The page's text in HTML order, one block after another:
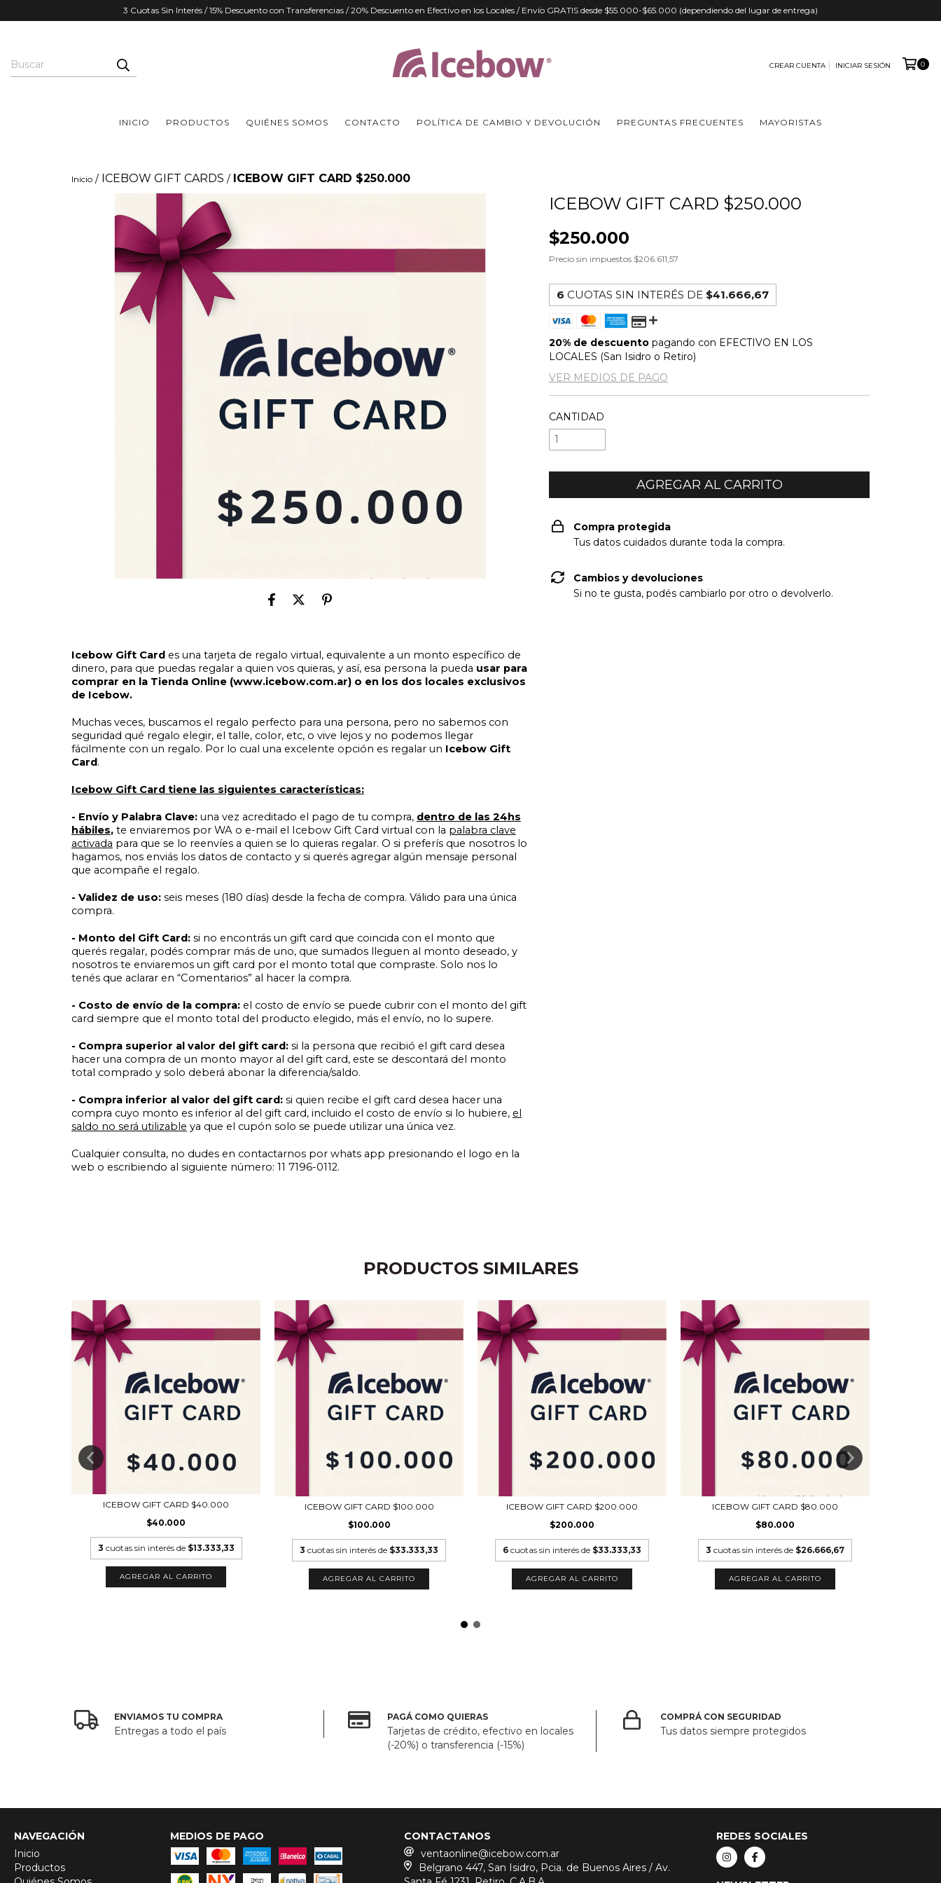
3 Cuotas Sin Interés / 15% Descuento con Transferencias / 20% Descuento en Efectivo en los Locales / Envío GRATIS desde $55.000-$65.000 (dependiendo del lugar de entrega)
CREAR CUENTA INICIAR SESIÓN 0
INICIO PRODUCTOS QUIÉNES SOMOS CONTACTO POLÍTICA DE CAMBIO Y DEVOLUCIÓN PREGUNTAS FRECUENTES MAYORISTAS
Inicio / ICEBOW GIFT CARDS / ICEBOW GIFT CARD $250.000
Icebow Gift Card es una tarjeta de regalo virtual, equivalente a un monto específico de
dinero, para que puedas regalar a quien vos quieras, y así, esa persona la pueda usar para
comprar en la Tienda Online (www.icebow.com.ar) o en los dos locales exclusivos
de Icebow.
Muchas veces, buscamos el regalo perfecto para una persona, pero no sabemos con
seguridad qué regalo elegir, el talle, color, etc, o vive lejos y no podemos llegar
fácilmente con un regalo. Por lo cual una excelente opción es regalar un Icebow Gift
Card.
Icebow Gift Card tiene las siguientes características:
- Envío y Palabra Clave: una vez acreditado el pago de tu compra, dentro de las 24hs
hábiles, te enviaremos por WA o e-mail el Icebow Gift Card virtual con la palabra clave
activada para que se lo reenvíes a quien se lo quieras regalar. O si preferís que nosotros lo
hagamos, nos enviás los datos de contacto y si querés agregar algún mensaje personal
que acompañe el regalo.
- Validez de uso: seis meses (180 días) desde la fecha de compra. Válido para una única
compra.
- Monto del Gift Card: si no encontrás un gift card que coincida con el monto que
querés regalar, podés comprar más de uno, que sumados lleguen al monto deseado, y
nosotros te enviaremos un gift card por el monto total que compraste. Solo nos lo
tenés que aclarar en “Comentarios” al hacer la compra.
- Costo de envío de la compra: el costo de envío se puede cubrir con el monto del gift
card siempre que el monto total del producto elegido, más el envío, no lo supere.
- Compra superior al valor del gift card: si la persona que recibió el gift card desea
hacer una compra de un monto mayor al del gift card, este se descontará del monto
total comprado y solo deberá abonar la diferencia/saldo.
- Compra inferior al valor del gift card: si quien recibe el gift card desea hacer una
compra cuyo monto es inferior al del gift card, incluido el costo de envío si lo hubiere, el
saldo no será utilizable ya que el cupón solo se puede utilizar una única vez.
Cualquier consulta, no dudes en contactarnos por whats app presionando el logo en la
web o escribiendo al siguiente número: 11 7196-0112.
ICEBOW GIFT CARD $250.000
$250.000
Precio sin impuestos $206.611,57
6 CUOTAS SIN INTERÉS DE $41.666,67
20% de descuento pagando con EFECTIVO EN LOS
LOCALES (San Isidro o Retiro)
VER MEDIOS DE PAGO
CANTIDAD
Compra protegida
Tus datos cuidados durante toda la compra.
Cambios y devoluciones
Si no te gusta, podés cambiarlo por otro o devolverlo.
PRODUCTOS SIMILARES
ICEBOW GIFT CARD $40.000
$40.000
3 cuotas sin interés de $13.333,33
ICEBOW GIFT CARD $100.000
$100.000
3 cuotas sin interés de $33.333,33
ICEBOW GIFT CARD $200.000
$200.000
6 cuotas sin interés de $33.333,33
ICEBOW GIFT CARD $80.000
$80.000
3 cuotas sin interés de $26.666,67
ENVIAMOS TU COMPRA
Entregas a todo el país
PAGÁ COMO QUIERAS
Tarjetas de crédito, efectivo en locales
(-20%) o transferencia (-15%)
COMPRÁ CON SEGURIDAD
Tus datos siempre protegidos
NAVEGACIÓN
Inicio
Productos
MEDIOS DE PAGO
CONTACTANOS
ventaonline@icebow.com.ar
Belgrano 447, San Isidro, Pcia. de Buenos Aires / Av.
REDES SOCIALES